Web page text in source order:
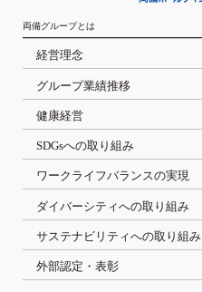
両備グループとは
経営理念
グループ業績推移
健康経営
SDGsへの取り組み
ワークライフバランスの実現
ダイバーシティへの取り組み
サステナビリティへの取り組み
外部認定・表彰